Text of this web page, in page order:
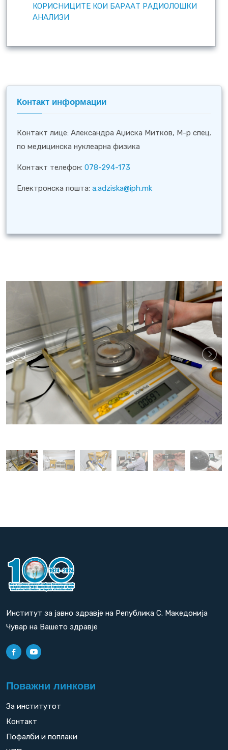
КОРИСНИЦИТЕ КОИ БАРААТ РАДИОЛОШКИ
АНАЛИЗИ
Контакт информации
Контакт лице: Александра Аџиска Митков, М-р спец.
по медицинска нуклеарна физика
Контакт телефон: 078-294-173
Електронска пошта: a.adziska@iph.mk
Институт за јавно здравје на Република С. Македонија
Чувар на Вашето здравје
Поважни линкови
За институтот
Контакт
Пофалби и поплаки